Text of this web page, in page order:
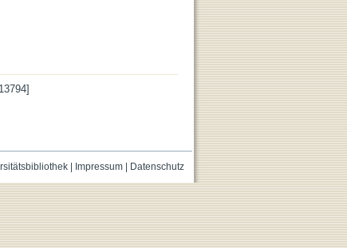
| Impressum| Datenschutz